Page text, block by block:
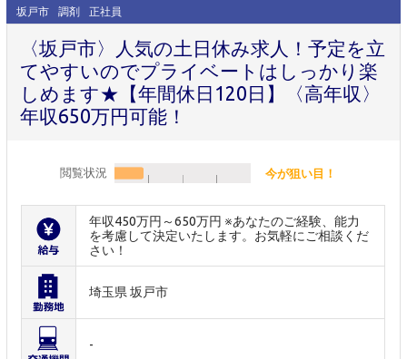
坂戸市 調剤 正社員
〈坂戸市〉人気の土日休み求人！予定を立
てやすいのでプライベートはしっかり楽
しめます★【年間休日120日】〈高年収〉
年収650万円可能！
閲覧状況 今が狙い目！
年収450万円～650万円 ※あなたのご経験、能力
を考慮して決定いたします。お気軽にご相談くだ
さい！
埼玉県 坂戸市
-